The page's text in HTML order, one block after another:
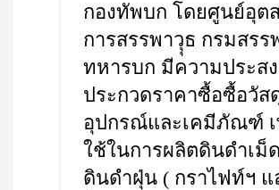
กองทัพบก โดยศูนย์อุต
การสรรพาวุุธ กรมสรร
ทหารบก มีความประส
ประกวดราคาซื้อซื้อวัส
อุปกรณ์และเคมีภัณฑ์
ใช้ในการผลิตดินดำเม็
ดินดำฝุ่น ( กราไฟท์ฯ แ